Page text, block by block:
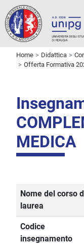
Home Didattica
Offerta Formativa
MEDICA
Nome del corso
laurea
Codice
insegnamento